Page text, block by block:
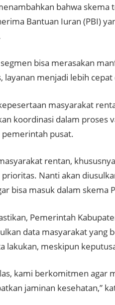
bahwa
Bantuan Iuran (PBI)
segmen bisa merasakan
layanan menjadi lebih
masyarakat
koordinasi dalam proses
pemerintah pusat.
rentan,
Nanti akan
bisa masuk dalam skema
Pemerintah
data masyarakat yang
lakukan, meskipun
kami berkomitmen agar
jaminan kesehatan,”